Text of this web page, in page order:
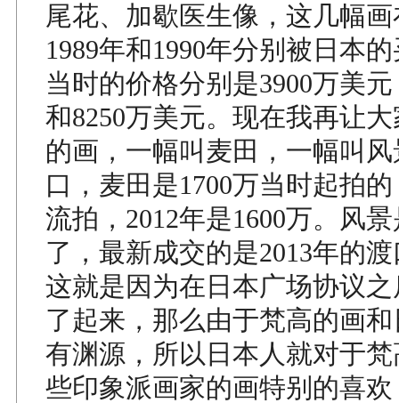
尾花、加歇医生像，这几幅画
1989年和1990年分别被日本
当时的价格分别是3900万美
和8250万美元。现在我再让
的画，一幅叫麦田，一幅叫
口，麦田是1700万当时起拍
流拍，2012年是1600万。风
了，最新成交的是2013年的
这就是因为在日本广场协议
了起来，那么由于梵高的画
有渊源，所以日本人就对于
些印象派画家的画特别的喜